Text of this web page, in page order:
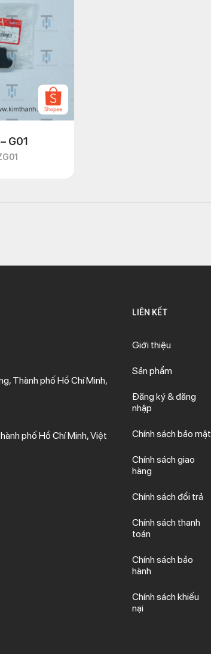
G01
Thành phố Hồ Chí Minh,
phố Hồ Chí Minh, Việt
LIÊN KẾT
Giới thiệu
Sản phẩm
Đăng ký & đăng
nhập
Chính sách bảo mật
Chính sách giao
hàng
Chính sách đổi trả
Chính sách thanh
toán
Chính sách bảo
hành
Chính sách khiếu
nại